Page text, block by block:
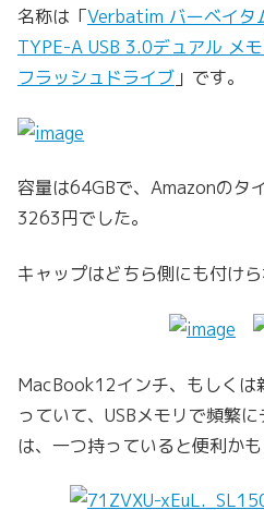
名称は「Verbatim バーベイタ
TYPE-A USB 3.0デュアル メ
フラッシュドライブ 」です。
容量は64GBで、Amazonのタ
3263円でした。
キャップはどちら側にも付け
MacBook12インチ、もしく
っていて、USBメモリで頻繁
は、一つ持っていると便利かも